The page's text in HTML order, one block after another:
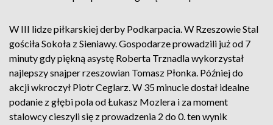
W III lidze piłkarskiej derby Podkarpacia. W Rzeszowie Stal
gościła Sokoła z Sieniawy. Gospodarze prowadzili już od 7
minuty gdy piękną asystę Roberta Trznadla wykorzystał
najlepszy snajper rzeszowian Tomasz Płonka. Później do
akcji wkroczył Piotr Ceglarz. W 35 minucie dostał idealne
podanie z głębi pola od Łukasz Mozlera i za moment
stalowcy cieszyli się z prowadzenia 2 do 0. ten wynik